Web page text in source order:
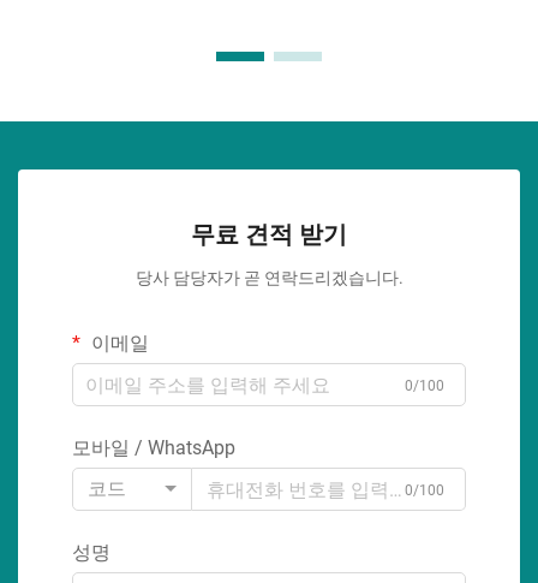
무료 견적 받기
당사 담당자가 곧 연락드리겠습니다.
이메일
0/100
모바일 / WhatsApp
코드
0/100
성명